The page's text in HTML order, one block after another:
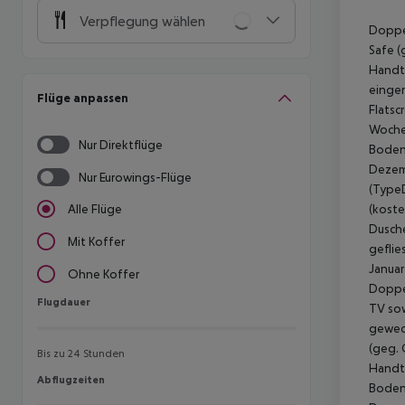
Verpflegung wählen
Flüge anpassen
Nur Direktflüge
Nur Eurowings-Flüge
Alle Flüge
Mit Koffer
Ohne Koffer
Flugdauer
Flugdauer
Bis zu 24 Stunden
Abflugzeiten
Abflugzeiten
Safe
TV
(geg.